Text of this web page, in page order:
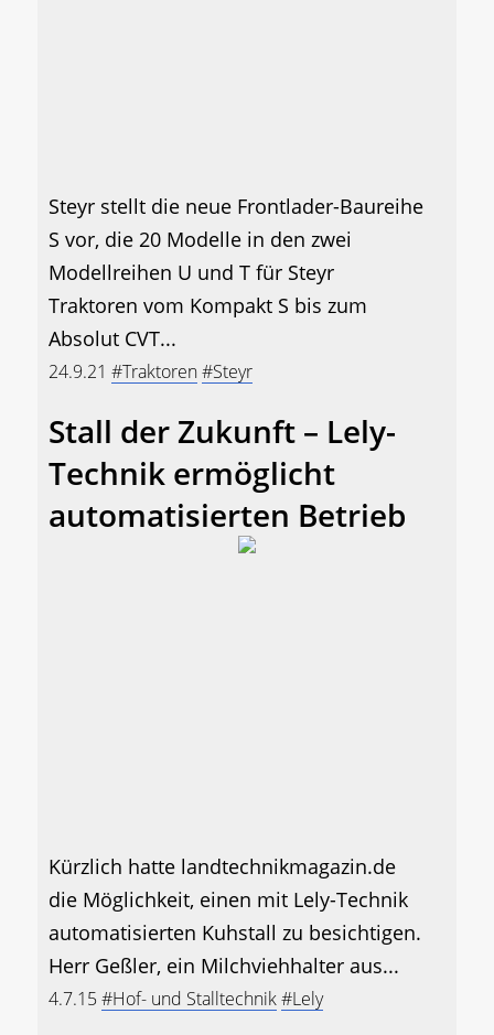
Steyr stellt die neue Frontlader-Baureihe
S vor, die 20 Modelle in den zwei
Modellreihen U und T für Steyr
Traktoren vom Kompakt S bis zum
Absolut CVT...
24.9.21 #Traktoren#Steyr
Stall der Zukunft – Lely-
Technik ermöglicht
automatisierten Betrieb
Kürzlich hatte landtechnikmagazin.de
die Möglichkeit, einen mit Lely-Technik
automatisierten Kuhstall zu besichtigen.
Herr Geßler, ein Milchviehhalter aus...
4.7.15#Hof- und Stalltechnik#Lely